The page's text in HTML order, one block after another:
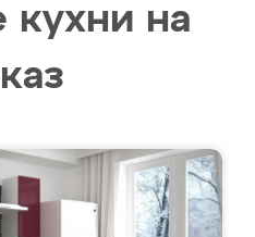
кухни на